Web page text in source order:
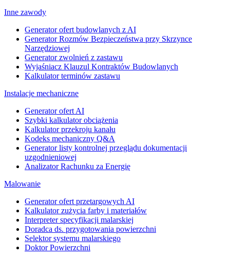
Inne zawody
Generator ofert budowlanych z AI
Generator Rozmów Bezpieczeństwa przy Skrzynce
Narzędziowej
Generator zwolnień z zastawu
Wyjaśniacz Klauzul Kontraktów Budowlanych
Kalkulator terminów zastawu
Instalacje mechaniczne
Generator ofert AI
Szybki kalkulator obciążenia
Kalkulator przekroju kanału
Kodeks mechaniczny Q&A
Generator listy kontrolnej przeglądu dokumentacji
uzgodnieniowej
Analizator Rachunku za Energię
Malowanie
Generator ofert przetargowych AI
Kalkulator zużycia farby i materiałów
Interpreter specyfikacji malarskiej
Doradca ds. przygotowania powierzchni
Selektor systemu malarskiego
Doktor Powierzchni